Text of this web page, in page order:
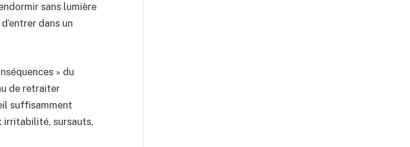
sans lumière
dans un
» du
de retraiter
suffisamment
irritabilité, sursauts,